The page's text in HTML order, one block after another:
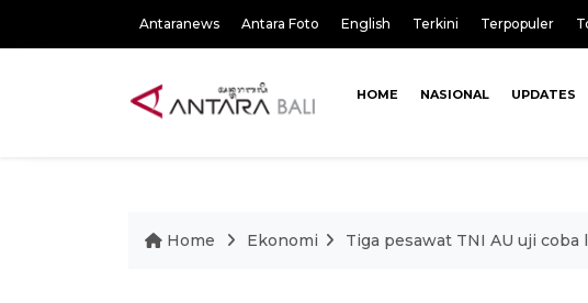
Antaranews Antara Foto English Terkini Terpopuler
HOME NASIONAL UPDATES
Home Ekonomi Tiga pesawat TNI AU uji coba